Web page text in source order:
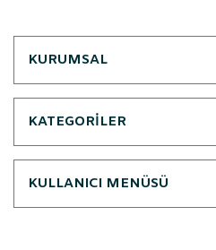
KURUMSAL
KATEGORİLER
KULLANICI MENÜSÜ